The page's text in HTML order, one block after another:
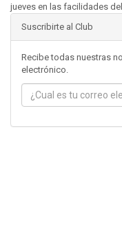
jueves en las facilidades del
Suscribirte al Club
Recibe todas nuestras
electrónico.